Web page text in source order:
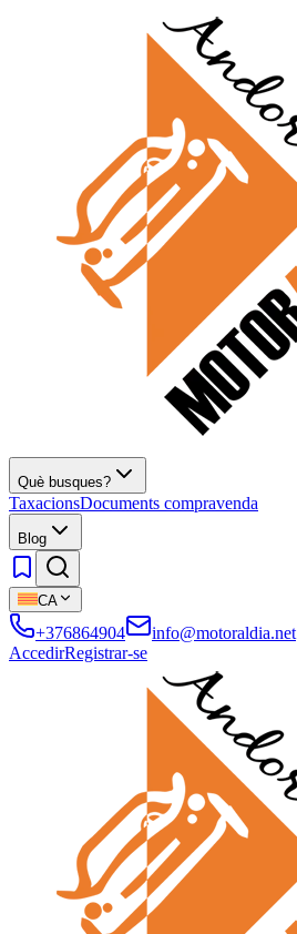
Què busques?
TaxacionsDocuments compravenda
Blog
CA
+376864904
info@motoraldia.net
AccedirRegistrar-se